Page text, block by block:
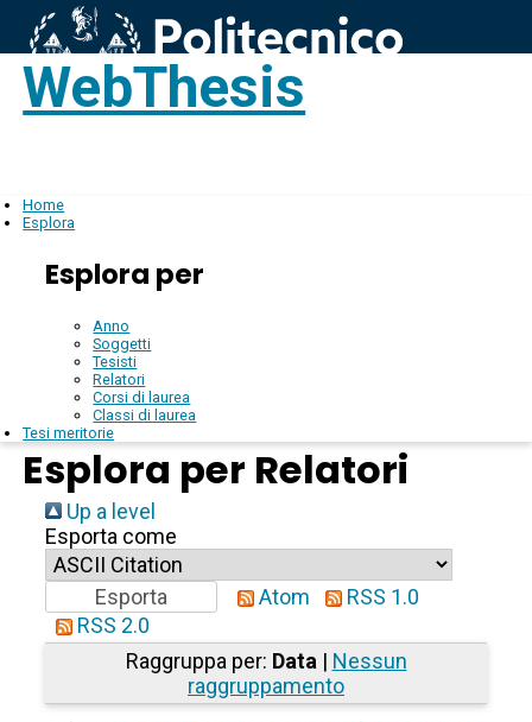
WebThesis
Home
Esplora
Esplora per
Anno
Soggetti
Tesisti
Relatori
Corsi di laurea
Classi di laurea
Tesi meritorie
Esplora per Relatori
Up a level
Esporta come
Atom
RSS 1.0
RSS 2.0
Raggruppa per: Data| Nessun
raggruppamento